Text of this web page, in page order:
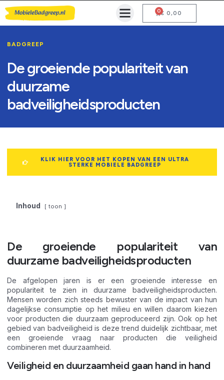
€ 0,00
0
BADGREEP
De groeiende populariteit van
duurzame
badveiligheidsproducten
KLIK HIER VOOR HET KOPEN VAN EEN ULTRA
STERKE MOBIELE BADGREEP
Inhoud toon
De groeiende populariteit van
duurzame badveiligheidsproducten
De afgelopen jaren is er een groeiende interesse en
populariteit te zien in duurzame badveiligheidsproducten.
Mensen worden zich steeds bewuster van de impact van hun
dagelijkse consumptie op het milieu en willen daarom kiezen
voor producten die duurzaam geproduceerd zijn. Ook op het
gebied van badveiligheid is deze trend duidelijk zichtbaar, met
een groeiende vraag naar producten die veiligheid
combineren met duurzaamheid.
Veiligheid en duurzaamheid gaan hand in hand